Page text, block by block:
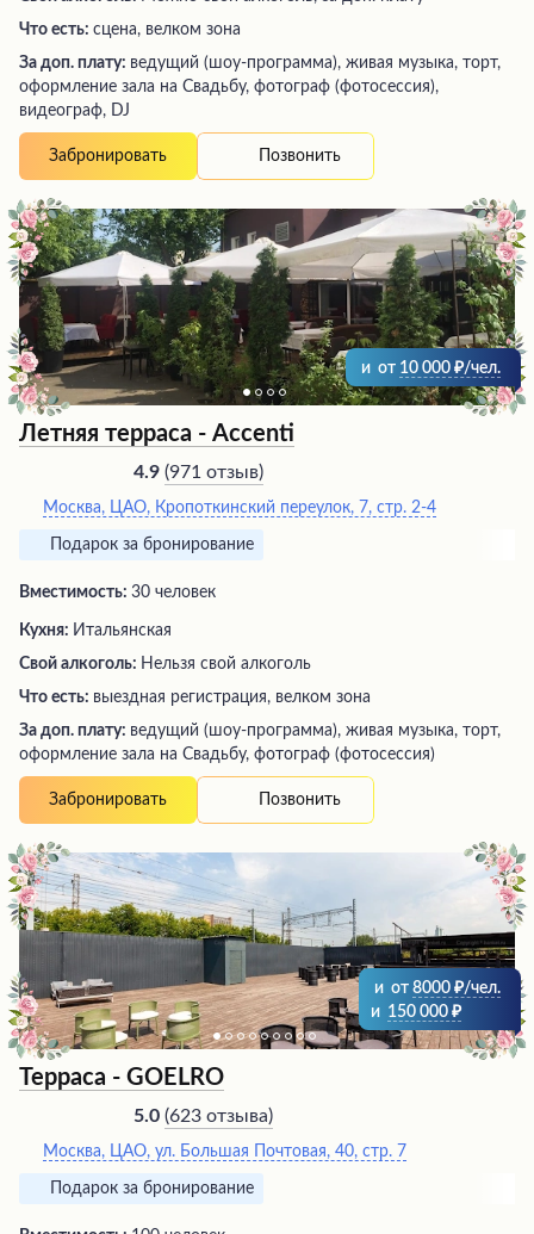
Что есть: сцена, велком зона
За доп. плату: ведущий (шоу-программа), живая музыка, торт,
оформление зала на Свадьбу, фотограф (фотосессия),
видеограф, DJ
Забронировать Позвонить
и от 10 000 /чел.
Летняя терраса - Accenti
4.9 (971 отзыв)
Москва, ЦАО, Кропоткинский переулок, 7, стр. 2-4
Подарок за бронирование
Вместимость: 30 человек
Кухня: Итальянская
Свой алкоголь: Нельзя свой алкоголь
Что есть: выездная регистрация, велком зона
За доп. плату: ведущий (шоу-программа), живая музыка, торт,
оформление зала на Свадьбу, фотограф (фотосессия)
Забронировать Позвонить
и от 8000
/чел.
и 150 000
Терраса - GOELRO
5.0 (623 отзыва)
Москва, ЦАО, ул. Большая Почтовая, 40, стр. 7
Подарок за бронирование